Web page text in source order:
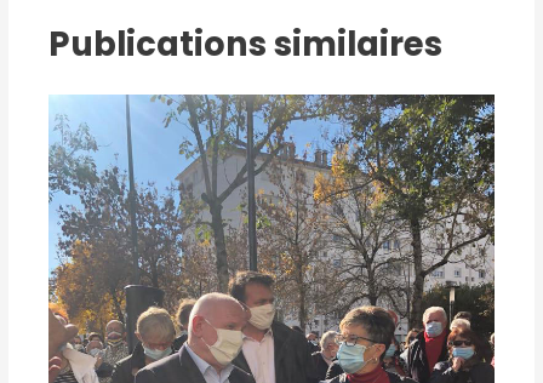
Publications similaires